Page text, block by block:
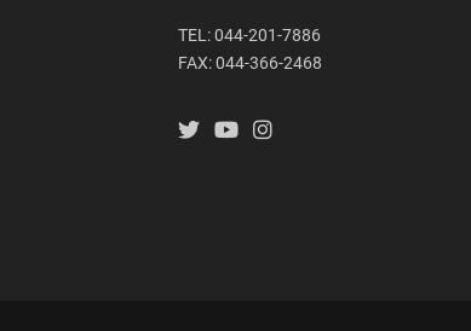
TEL: 044-201-7886
FAX: 044-366-2468